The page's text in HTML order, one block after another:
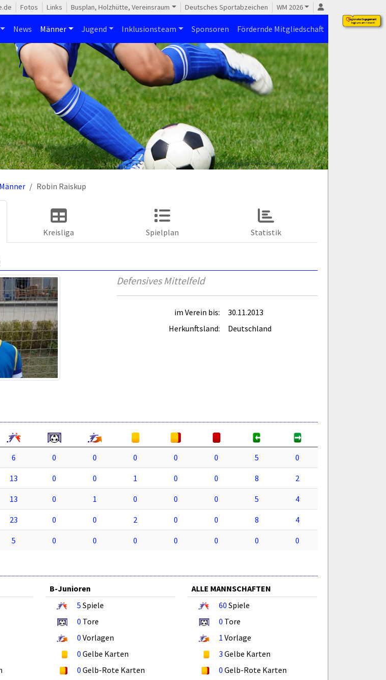
Fotos Links Busplan, Holzhütte, Vereinsraum Deutsches Sportabzeichen WM 2026
News Männer Jugend Inklusionsteam Sponsoren Fördernde Mitgliedschaft
Robin Raiskup
Kreisliga Spielplan Statistik
Defensives Mittelfeld
im Verein bis:
30.11.2013
Herkunftsland:
Deutschland
6 0 0 0 0 0 5 0
13 0 0 1 0 0 8 2
13 0 1 0 0 0 5 4
23 0 0 2 0 0 8 4
5 0 0 0 0 0 0 0
B-Junioren
5 Spiele
0 Tore
0 Vorlagen
0 Gelbe Karten
0 Gelb-Rote Karten
ALLE MANNSCHAFTEN
60 Spiele
0 Tore
1 Vorlage
3 Gelbe Karten
0 Gelb-Rote Karten